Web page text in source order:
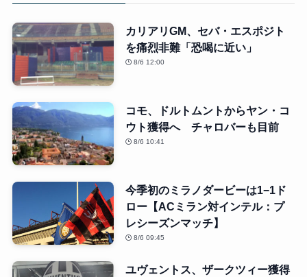
カリアリGM、セバ・エスポジト
を痛烈非難「恐喝に近い」
8/6 12:00
コモ、ドルトムントからヤン・コ
ウト獲得へ チャロバーも目前
8/6 10:41
今季初のミラノダービーは1−1ド
ロー【ACミラン対インテル：プ
レシーズンマッチ】
8/6 09:45
ユヴェントス、ザークツィー獲得